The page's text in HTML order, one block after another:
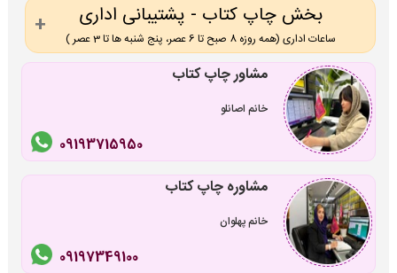
بخش چاپ کتاب - پشتیبانی اداری
ساعات اداری (همه روزه 8 صبح تا 6 عصر، پنج شنبه ها تا 3 عصر )
مشاور چاپ کتاب
خانم اصانلو
09193715950
مشاوره چاپ کتاب
خانم پهلوان
09197349100